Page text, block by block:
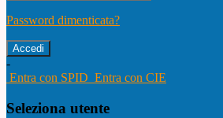
Password dimenticata?
-
Entra con SPID Entra con CIE
Seleziona utente